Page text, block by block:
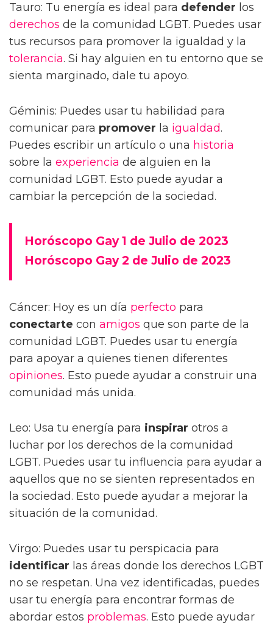
Tauro: Tu energía es ideal para defender los
derechos de la comunidad LGBT. Puedes usar
tus recursos para promover la igualdad y la
tolerancia. Si hay alguien en tu entorno que se
sienta marginado, dale tu apoyo.
Géminis: Puedes usar tu habilidad para
comunicar para promover la igualdad.
Puedes escribir un artículo o una historia
sobre la experiencia de alguien en la
comunidad LGBT. Esto puede ayudar a
cambiar la percepción de la sociedad.
Horóscopo Gay 1 de Julio de 2023
Horóscopo Gay 2 de Julio de 2023
Cáncer: Hoy es un día perfecto para
conectarte con amigos que son parte de la
comunidad LGBT. Puedes usar tu energía
para apoyar a quienes tienen diferentes
opiniones. Esto puede ayudar a construir una
comunidad más unida.
Leo: Usa tu energía para inspirar otros a
luchar por los derechos de la comunidad
LGBT. Puedes usar tu influencia para ayudar a
aquellos que no se sienten representados en
la sociedad. Esto puede ayudar a mejorar la
situación de la comunidad.
Virgo: Puedes usar tu perspicacia para
identificar las áreas donde los derechos LGBT
no se respetan. Una vez identificadas, puedes
usar tu energía para encontrar formas de
abordar estos problemas. Esto puede ayudar